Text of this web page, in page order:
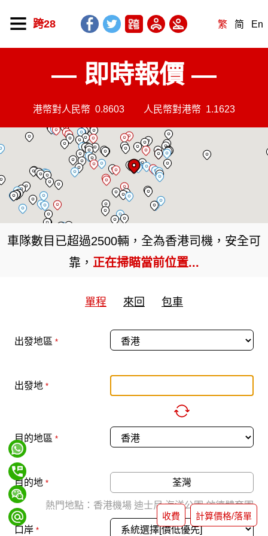
跨28 繁 简 En
— 即時報價 —
港幣對人民幣 0.8603 人民幣對港幣 1.1623
車隊數目已超過2500輛，全為香港司機，安全可
靠， 正在掃瞄當前位置...
單程 來回 包車
出發地區 *
出發地 *
目的地區 *
目的地 *
熱門地點： 香港機場 迪士尼 海洋公園 啟德體育園
口岸 *
計算價格/落單
收費